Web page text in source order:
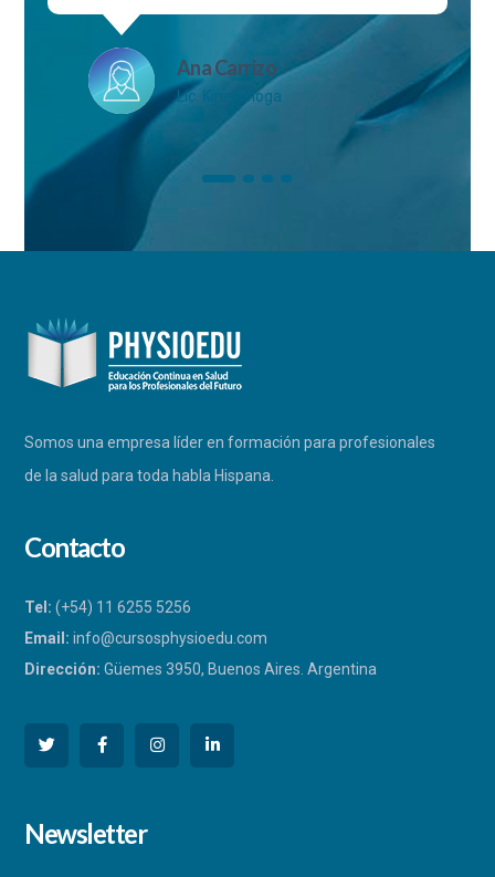
Ana Carrizo
Lic. Kinesióloga
Somos una empresa líder en formación para profesionales
de la salud para toda habla Hispana.
Respondemos a la brevedad
Contacto
Tel: (+54) 11 6255 5256
Email: info@cursosphysioedu.com
Dirección: Güemes 3950, Buenos Aires. Argentina
Newsletter